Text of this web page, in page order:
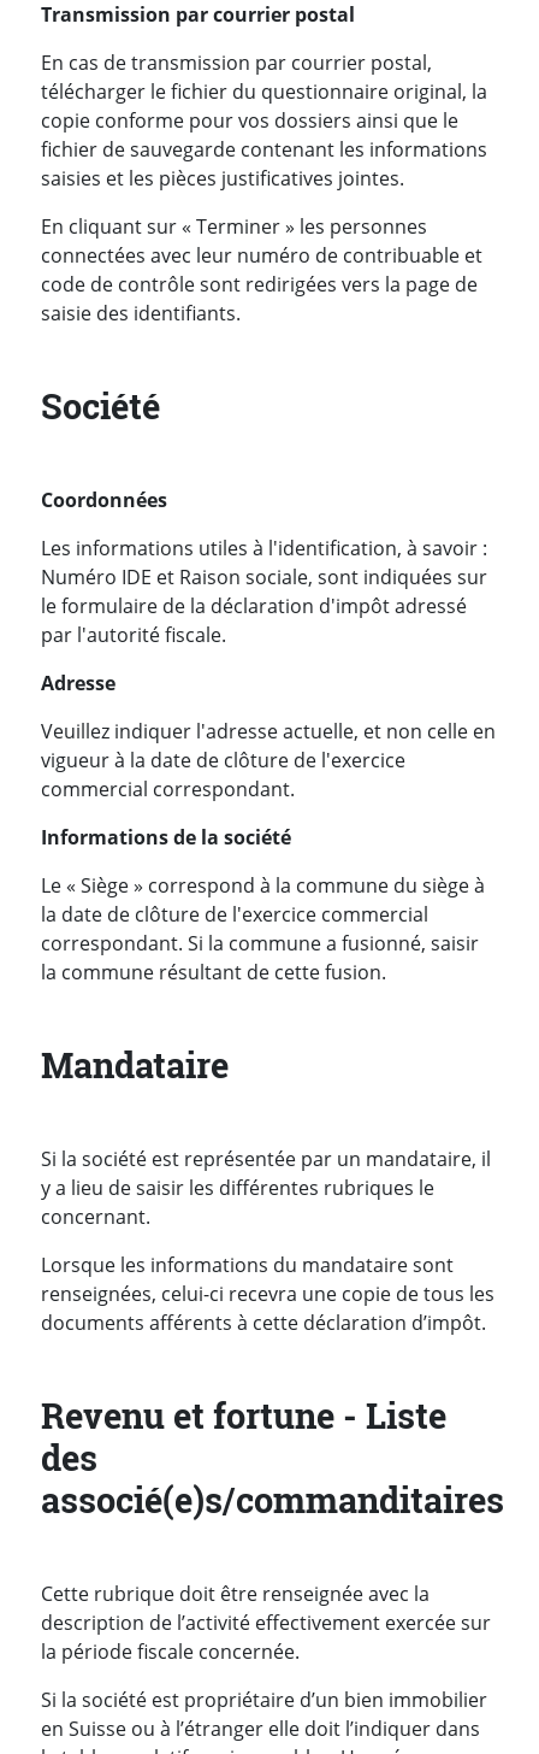
Transmission par courrier postal
En cas de transmission par courrier postal,
télécharger le fichier du questionnaire original, la
copie conforme pour vos dossiers ainsi que le
fichier de sauvegarde contenant les informations
saisies et les pièces justificatives jointes.
En cliquant sur « Terminer » les personnes
connectées avec leur numéro de contribuable et
code de contrôle sont redirigées vers la page de
saisie des identifiants.
Société
Coordonnées
Les informations utiles à l'identification, à savoir :
Numéro IDE et Raison sociale, sont indiquées sur
le formulaire de la déclaration d'impôt adressé
par l'autorité fiscale.
Adresse
Veuillez indiquer l'adresse actuelle, et non celle en
vigueur à la date de clôture de l'exercice
commercial correspondant.
Informations de la société
Le « Siège » correspond à la commune du siège à
la date de clôture de l'exercice commercial
correspondant. Si la commune a fusionné, saisir
la commune résultant de cette fusion.
Mandataire
Si la société est représentée par un mandataire, il
y a lieu de saisir les différentes rubriques le
concernant.
Lorsque les informations du mandataire sont
renseignées, celui-ci recevra une copie de tous les
documents afférents à cette déclaration d’impôt.
Revenu et fortune - Liste
des
associé(e)s/commanditaires
Cette rubrique doit être renseignée avec la
description de l’activité effectivement exercée sur
la période fiscale concernée.
Si la société est propriétaire d’un bien immobilier
en Suisse ou à l’étranger elle doit l’indiquer dans